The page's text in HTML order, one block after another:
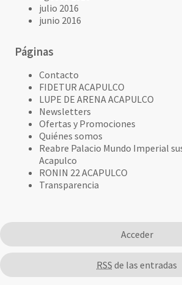
julio 2016
junio 2016
Páginas
Contacto
FIDETUR ACAPULCO
LUPE DE ARENA ACAPULCO
Newsletters
Ofertas y Promociones
Quiénes somos
Reabre Palacio Mundo Imperial
Acapulco
RONIN 22 ACAPULCO
Transparencia
Acceder
RSS de las entradas